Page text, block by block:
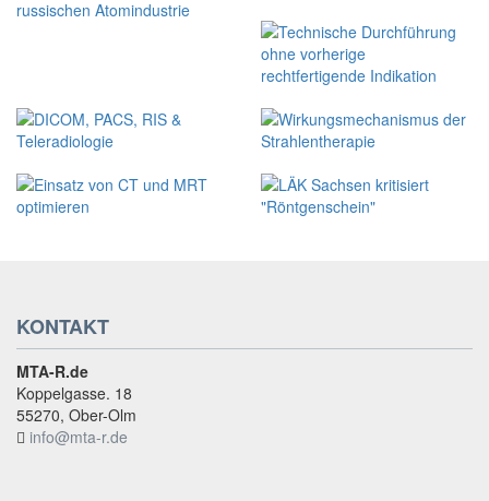
KONTAKT
MTA-R.de
Koppelgasse. 18
55270, Ober-Olm
info@mta-r.de